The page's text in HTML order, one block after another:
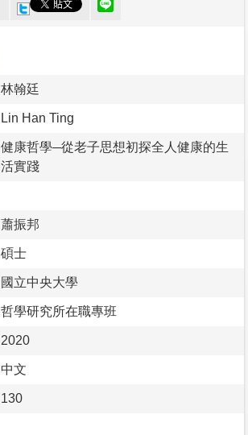
林翰廷
Lin Han Ting
健康哲學─從老子思想初探全人健康的生
活實踐
蕭振邦
碩士
國立中央大學
哲學研究所在職專班
2020
中文
130